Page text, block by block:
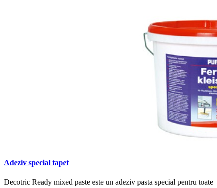
Adeziv special tapet
Decotric Ready mixed paste este un adeziv pasta special pentru toate